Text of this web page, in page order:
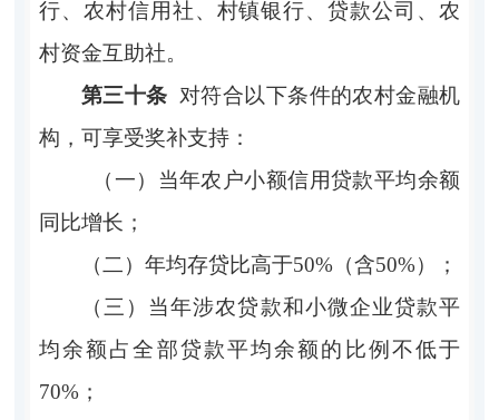
行、农村信用社、村镇银行、贷款公司、农
村资金互助社。
第三十条 对符合以下条件的农村金融机
构，可享受奖补支持：
（一）当年农户小额信用贷款平均余额
同比增长；
（二）年均存贷比高于50%（含50%）；
（三）当年涉农贷款和小微企业贷款平
均余额占全部贷款平均余额的比例不低于
70%；